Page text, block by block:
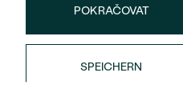
HERKUNFT:
POKRAČOVAT
SPEICHERN
Trusted shop